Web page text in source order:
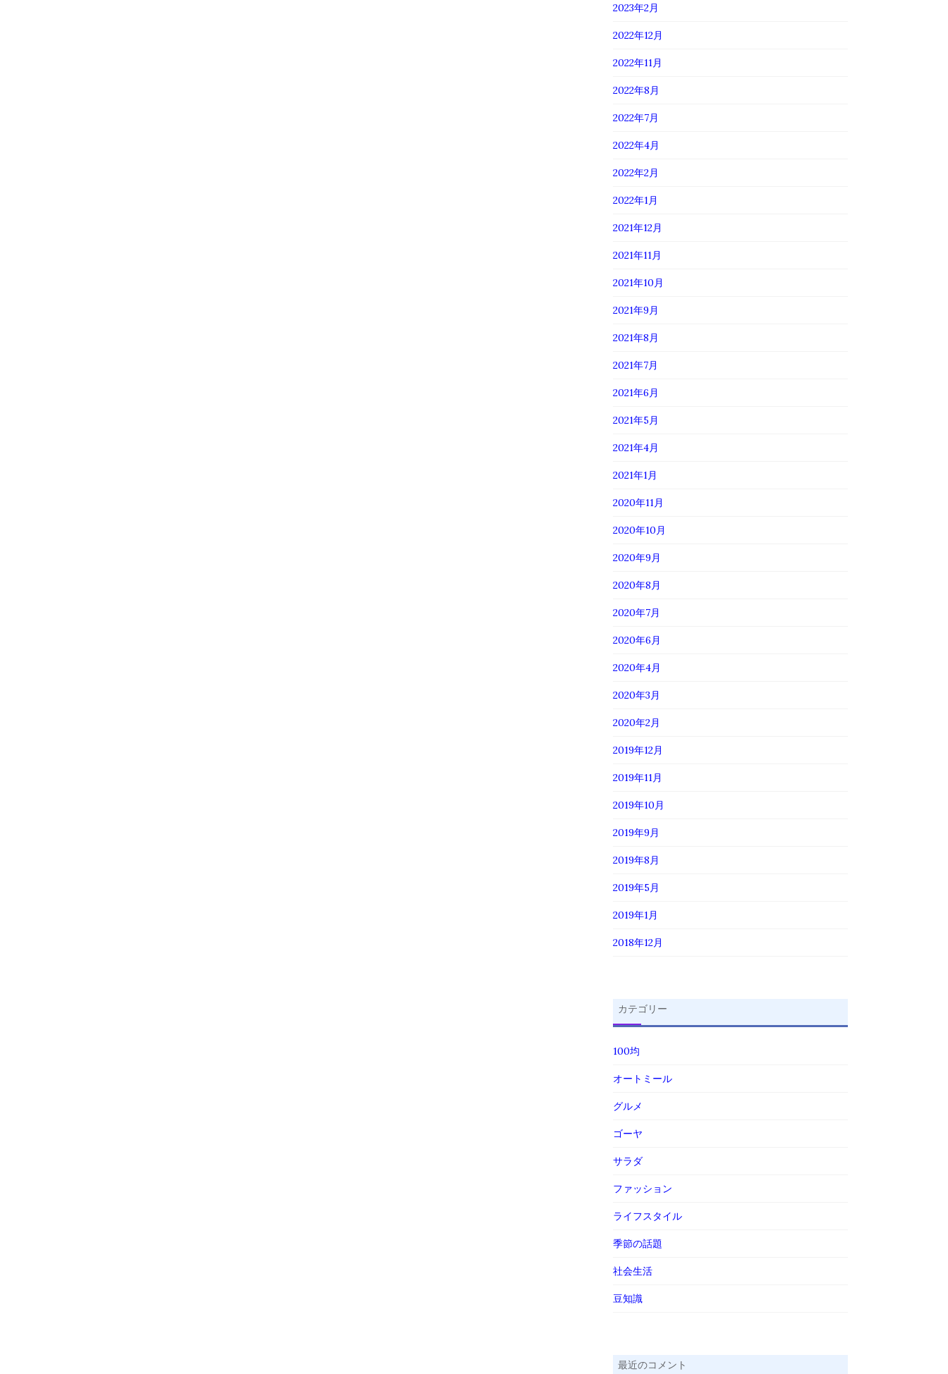
2023年2月
2022年12月
2022年11月
2022年8月
2022年7月
2022年4月
2022年2月
2022年1月
2021年12月
2021年11月
2021年10月
2021年9月
2021年8月
2021年7月
2021年6月
2021年5月
2021年4月
2021年1月
2020年11月
2020年10月
2020年9月
2020年8月
2020年7月
2020年6月
2020年4月
2020年3月
2020年2月
2019年12月
2019年11月
2019年10月
2019年9月
2019年8月
2019年5月
2019年1月
2018年12月
カテゴリー
100均
オートミール
グルメ
ゴーヤ
サラダ
ファッション
ライフスタイル
季節の話題
社会生活
豆知識
最近のコメント